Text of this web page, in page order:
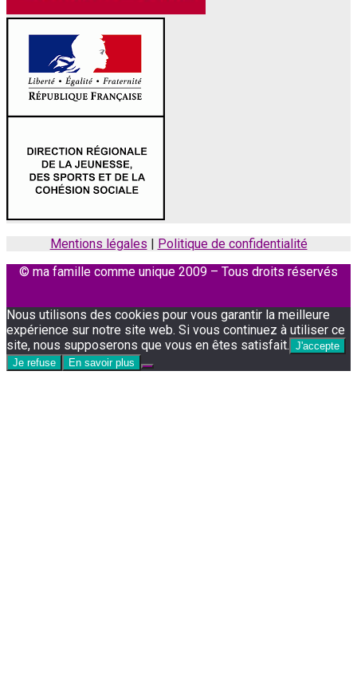
Mentions légales | Politique de confidentialité
© ma famille comme unique 2009 – Tous droits réservés
Nous utilisons des cookies pour vous garantir la meilleure
expérience sur notre site web. Si vous continuez à utiliser ce
site, nous supposerons que vous en êtes satisfait. J'accepte
Je refuse
En savoir plus